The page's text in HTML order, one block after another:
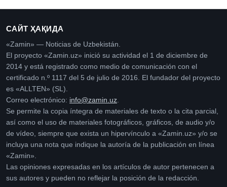
САЙТ ҲАҚИДА
«Zamin» — Noticias de Uzbekistán.
El proyecto «Zamin.uz» inició su actividad el 1 de diciembre de
2014 y está registrado como medio de comunicación con el
certificado n.º 1117 del 5 de julio de 2016. El fundador del proyecto
es «ALLTEN» (SL).
Correo electrónico: info@zamin.uz
Se permite la copia íntegra de materiales de texto o la cita parcial,
así como el uso de materiales fotográficos, gráficos, de audio y/o
de vídeo, siempre que exista un hipervínculo a «Zamin.uz» y/o se
incluya una nota que indique la autoría de la publicación en línea
«Zamin».
Las opiniones expresadas en los artículos de autor pertenecen a
sus autores y pueden no reflejar la posición de la redacción.